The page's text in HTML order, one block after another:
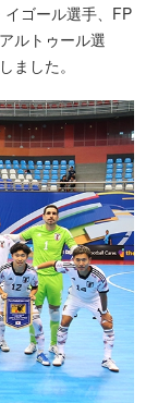
ゴール選手、FP
ルトゥール選
ました。